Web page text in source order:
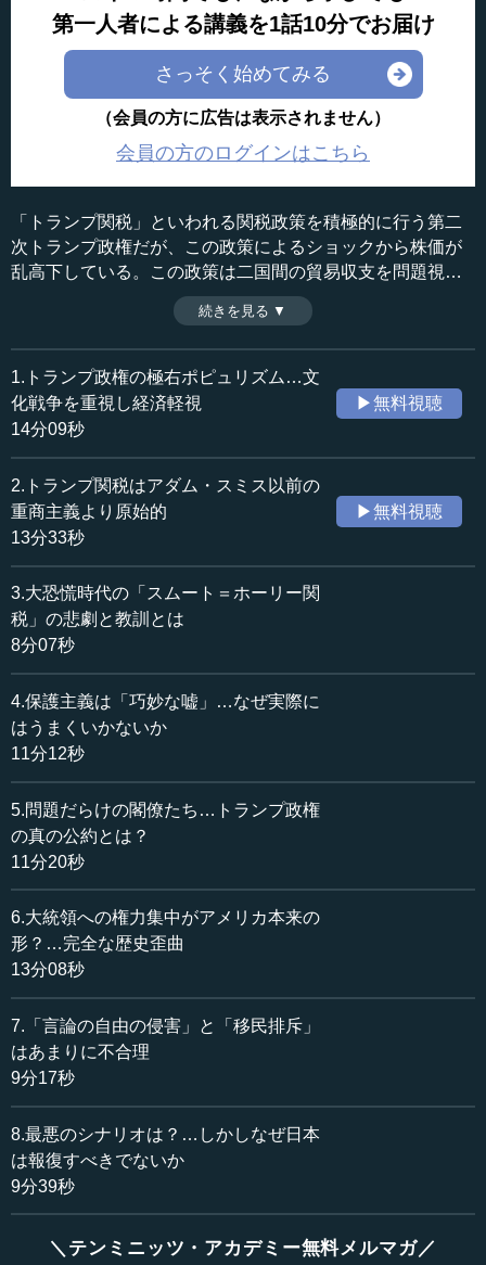
第一人者による講義を1話10分でお届け
さっそく始めてみる
（会員の方に広告は表示されません）
会員の方のログインはこちら
「トランプ関税」といわれる関税政策を積極的に行う第二
次トランプ政権だが、この政策によるショックから株価が
乱高下している。この政策は二国間の貿易収支を問題視
し、それを「損得」で判断してのものだが、そもそもその
考え方自体に大きな誤りがある。その考え方は、アダム・
スミス以前の重商主義の考え方よりも劣るというのだ
が……。今回は「トランプ関税」の基本的な思想につい
て、その詳細と経済学からみた問題点をわかりやすく解説
する。（全8話中第2話）
収録日：2025年4月7日
追加日：2025年5月17日
カテゴリー：
国際
アメリカ
≪全文≫
●トランプ政権とバイデン政権の「政権初期の株価比
―― 次にグラフを置いていただいておりまして、「第二
次トランプ政権の異変」ということですけれど、これは何
の図になるのでしょうか。
柿埜 これはアメリカの株価が、（トランプが）大統領に
就任してからどう推移してきたかということを見ているの
です。第一次トランプ政権と第二次トランプ政権の両方
と、ついでにバイデン政権も比較のために置いていますけ
れど、べつに大統領に就任したからといってなにか大きな
出来事があったわけではない期間を全部取っているわけで
す。
ということは、大統領自身がとてつもなく変なことをし
ない限りは、普通株価はそんなに変動したりしないはずで
あるわけです。実際むしろプラスの政策を取ったら、株価
が少しずつ上がるぐらいのことがあってもおかしくないわ
こちらを見ていただくと、第一次トランプ政権もバイデ
ン政権もべつに株価はそんなに変なことになってないわけ
です。どちらかといえば上がっていて、そんなに悪い政策
を取っていたわけではなかったのです。
ところが、第二次（トランプ政権）のほうは、発足した
策を打ち出すたびにどんどん下がっていって、2025年4月
続きを見る ▼
1.トランプ政権の極右ポピュリズム…文
化戦争を重視し経済軽視
14分09秒
▶無料視聴
2.トランプ関税はアダム・スミス以前の
重商主義より原始的
13分33秒
▶無料視聴
3.大恐慌時代の「スムート＝ホーリー関
税」の悲劇と教訓とは
8分07秒
4.保護主義は「巧妙な嘘」…なぜ実際に
はうまくいかないか
11分12秒
5.問題だらけの閣僚たち…トランプ政権
の真の公約とは？
11分20秒
6.大統領への権力集中がアメリカ本来の
形？…完全な歴史歪曲
13分08秒
7.「言論の自由の侵害」と「移民排斥」
はあまりに不合理
9分17秒
8.最悪のシナリオは？…しかしなぜ日本
は報復すべきでないか
9分39秒
＼テンミニッツ・アカデミー無料メルマガ／